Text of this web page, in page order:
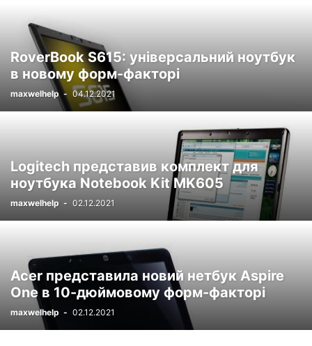
RoverBook S615: універсальний ноутбук
в новому форм-факторі
maxwelhelp - 04.12.2021
Logitech представив комплект для
ноутбука Notebook Kit MK605
maxwelhelp - 02.12.2021
Acer представила новий нетбук Aspire
One в 10-дюймовому форм-факторі
maxwelhelp - 02.12.2021